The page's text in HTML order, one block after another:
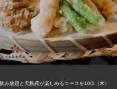
放題と天麩羅が楽しめるコースを10/1（木）